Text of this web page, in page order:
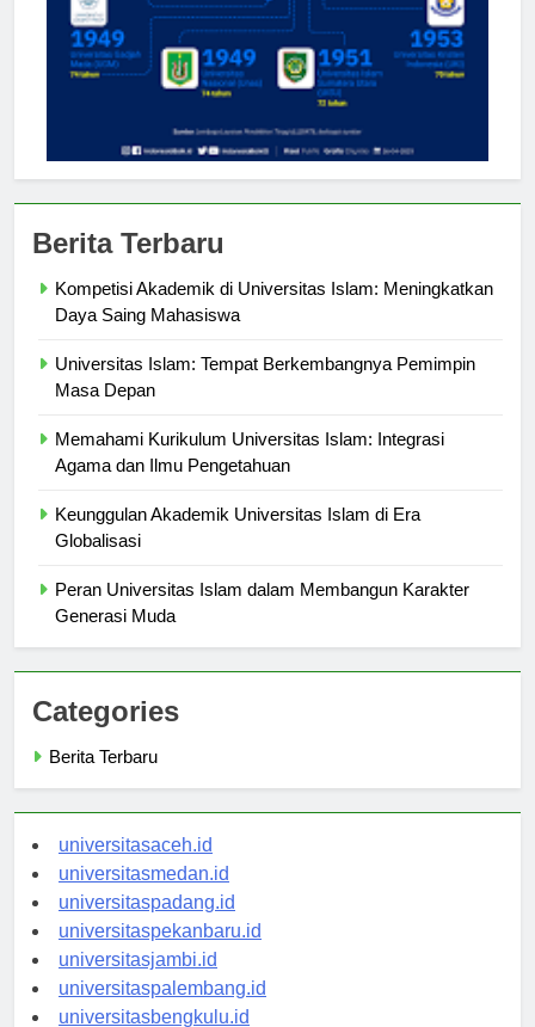
Kompetisi Akademik di Universitas Islam: Meningkatkan
Universitas Islam: Tempat Berkembangnya Pemimpin
Memahami Kurikulum Universitas Islam: Integrasi
Keunggulan Akademik Universitas Islam di Era
Peran Universitas Islam dalam Membangun Karakter
Categories
universitasaceh.id
universitasmedan.id
universitaspadang.id
universitaspekanbaru.id
universitasjambi.id
universitaspalembang.id